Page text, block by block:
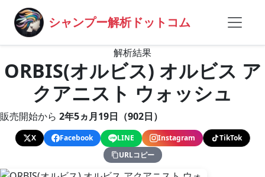
シャンプー解析ドットコム
解析結果
ORBIS(オルビス) オルビス ア
クアニスト ウォッシュ
販売開始から 2年5ヵ月19日（902日）
X Facebook LINE Instagram
TikTok
URLコピー